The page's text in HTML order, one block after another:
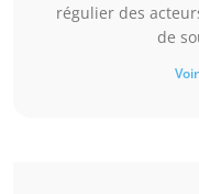
régulier des
de